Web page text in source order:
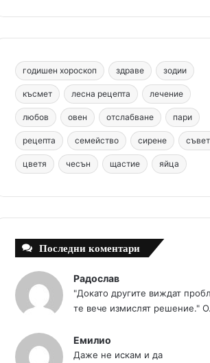
o
o
k
r
e
s
t
b
e
g
r
a
m
m
годишен хороскоп здраве зодии
късмет лесна рецепта лечение
любов овен отслабване пари
рецепта семейство сирене
цветя чесън щастие яйца
Последни коментари
Радослав
"Докато другите виждат
те вече измислят решение."
Емилио
Даже не искам и да